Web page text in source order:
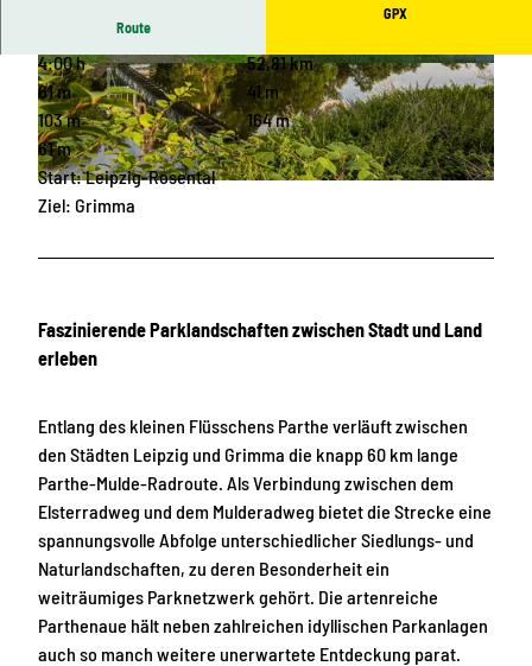
© www.pkfotografie.com, Philipp Kirschner, LEIPZIG REGION |
© Julia Anders | KI-optimiert © Julia Anders | KI-optimiert
Route
GPX
4:00 h
52,81 km
61 m
41 m
103 m
164 m
61 m
Start: Leipzig-Rosental
Ziel: Grimma
Faszinierende Parklandschaften zwischen Stadt und Land
erleben
Entlang des kleinen Flüsschens Parthe verläuft zwischen
den Städten Leipzig und Grimma die knapp 60 km lange
Parthe-Mulde-Radroute. Als Verbindung zwischen dem
Elsterradweg und dem Mulderadweg bietet die Strecke eine
spannungsvolle Abfolge unterschiedlicher Siedlungs- und
Naturlandschaften, zu deren Besonderheit ein
weiträumiges Parknetzwerk gehört. Die artenreiche
Parthenaue hält neben zahlreichen idyllischen Parkanlagen
auch so manch weitere unerwartete Entdeckung parat.